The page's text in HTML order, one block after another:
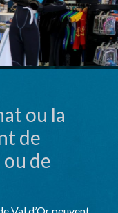
ou la
de
de